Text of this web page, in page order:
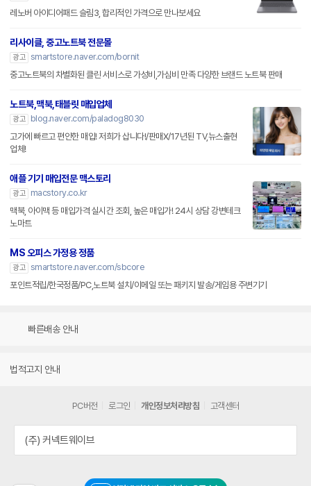
레노버 아이디어패드 슬림3, 합리적인 가격으로 만나보세요
리사이클, 중고노트북 전문몰
광고 smartstore.naver.com/bornit
중고노트북의 차별화된 클린 서비스로 가성비,가심비 만족 다양한 브랜드 노트북 판매
노트북,맥북,태블릿 매입업체
광고
blog.naver.com/paladog8030
고가에 빠르고 편안한 매입! 저희가 삽니다!/판매X/17년된 TV,뉴스출현
업체!
애플 기기 매입전문 맥스토리
광고
macstory.co.kr
맥북, 아이맥 등 매입가격 실시간 조회, 높은 매입가! 24시 상담 강변테크
노마트
MS 오피스 가정용 정품
광고 smartstore.naver.com/sbcore
포인트적립/한국정품/PC,노트북 설치/이메일 또는 패키지 발송/게임용 주변기기
빠른배송 안내
법적고지 안내
PC버전 로그인 개인정보처리방침 고객센터
(주) 커넥트웨이브